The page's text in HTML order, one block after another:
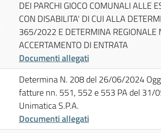
DEI PARCHI GIOCO COMUNALI ALLE
CON DISABILITA' DI CUI ALLA
365/2022 E DETERMINA
ACCERTAMENTO DI ENTRATA
Documenti allegati
Determina N. 208 del 26/06/2024
fatture nn. 551, 552 e 553 PA del 31/
Unimatica S.P.A.
Documenti allegati